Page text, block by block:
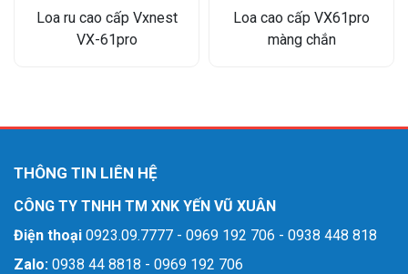
Loa ru cao cấp Vxnest
VX-61pro
Loa cao cấp VX61pro
màng chắn
THÔNG TIN LIÊN HỆ
CÔNG TY TNHH TM XNK YẾN VŨ XUÂN
Điện thoại 0923.09.7777 - 0969 192 706 - 0938 448 818
Zalo: 0938 44 8818 - 0969 192 706